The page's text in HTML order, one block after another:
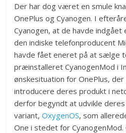
Der har dog været en smule
OnePlus og Cyanogen. I
Cyanogen, at de havde indgået
den indiske telefonproducent
havde fået eneret på at sælge
præinstalleret CyanogenMod i
ønskesituation for OnePlus,
introducere deres produkt i
derfor begyndt at udvikle
variant,OxygenOS, som
One i stedet for